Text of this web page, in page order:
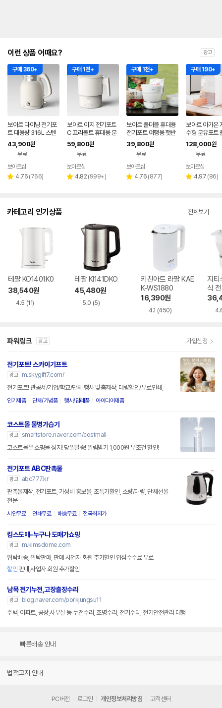
이런 상품 어때요? 광고
구매 360+
보아르 다이닝 전기포
트 대용량 316L 스텐
커피포트 2L 보온 무
선 올스텐 포터 주전자
43,900원
무료
페이
보아르샵
별 4.76 리
(766)
구매 1천+
보아르 이지 전기포트
C 프리볼트 휴대용 분
유포트 접이식 여행용
커피 햇반 SUS316
59,800원
무료
페이
보아르샵
별 4.82 리
(999+)
구매 1천+
보아르 폴더블 휴대용
전기포트 여행용 햇반
접이식 커피 프리볼트
캠핑
39,800원
무료
페이
보아르샵
별 4.76 리
(877)
구매 190+
보아르 아가온
수형 분유포트
잔류제거 통분
3L 대용량 전
128,000원
무료
페이
보아르샵
별 4.97 리
(86)
카테고리 인기상품 전체보기
테팔 KO1401K0
38,540원
4.5 (11)
테팔 KI141DKO
45,480원
5.0 (5)
키친아트 라팔 KAE
K-WS1880
16,390원
4.1 (450)
지티
식
4년
파워링크 광고 가입신청
전기포트! 스카이기프트
광고
m.skygift7.com/
전기포트! 관공서/기업/학교/단체 행사 맞춤제작, 대량할인/무료인쇄,
인기제품 단체/기념품 행사/답례품 아이디어제품
코스트몰 물병가습기
광고 smartstore.naver.com/costmall-
코스트몰은 쇼핑몰 성지! 당일발송! 알림받기 1,000원 무조건 할인!
전기포트 ABC판촉물
광고
abc777.kr
판촉물제작, 전기포트, 가성비 홍보물, 초특가할인, 소량/대량, 단체선물
전문
시안무료 인쇄무료 배송무료 전국최저가
킴스도매-누구나 도매가쇼핑
광고
m.kimsdome.com
위탁배송, 위탁판매, 판매 사업자 회원 추가할인 입점수수료 무료
할인 판매,사업자 회원 추가할인
남목 전기누전,고장출장수리
광고
blog.naver.com/porkjungsu11
주택, 아파트, 공장,사무실 등 누전수리, 조명수리, 전기수리, 전기안전관리 대행
빠른배송 안내
법적고지 안내
PC버전 로그인 개인정보처리방침 고객센터